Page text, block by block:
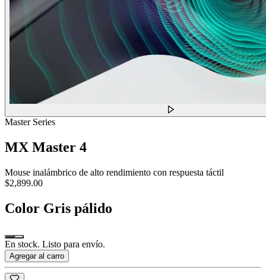
Master Series
MX Master 4
Mouse inalámbrico de alto rendimiento con respuesta táctil
$2,899.00
Color Gris pálido
En stock. Listo para envío.
Agregar al carro